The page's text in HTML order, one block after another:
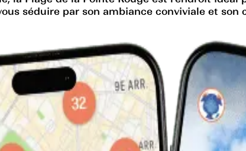
séduire par son ambiance conviviale et son